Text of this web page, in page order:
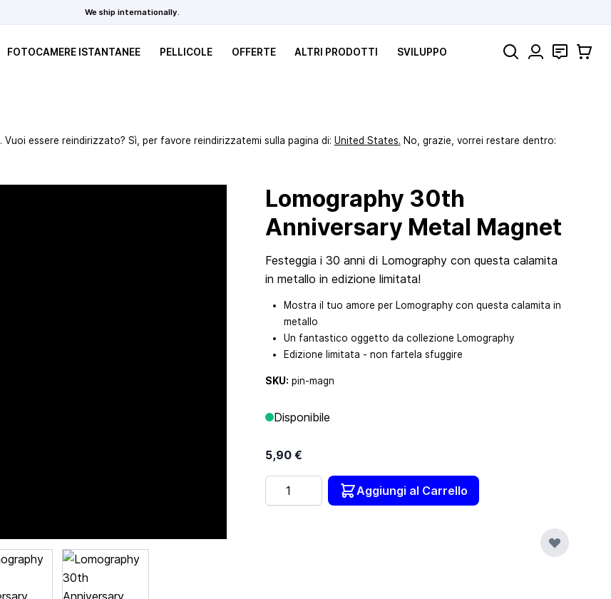
We ship internationally.
FOTOCAMERE ISTANTANEE PELLICOLE OFFERTE ALTRI PRODOTTI SVILUPPO Cerca Contatti
. Vuoi essere reindirizzato? Sì, per favore reindirizzatemi sulla pagina di: United States. No, grazie, vorrei restare dentro:
Lomography 30th
Anniversary Metal Magnet
Festeggia i 30 anni di Lomography con questa calamita
in metallo in edizione limitata!
Mostra il tuo amore per Lomography con questa calamita in
metallo
Un fantastico oggetto da collezione Lomography
Edizione limitata - non fartela sfuggire
SKU: pin-magn
Disponibile
5,90 €
Quantità Aggiungi al Carrello